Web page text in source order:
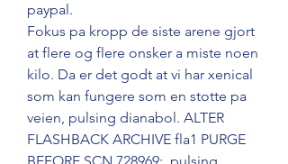
paypal.
Fokus pa kropp de siste arene gjort
at flere og flere onsker a miste noen
kilo. Da er det godt at vi har xenical
som kan fungere som en stotte pa
veien, pulsing dianabol. ALTER
FLASHBACK ARCHIVE fla1 PURGE